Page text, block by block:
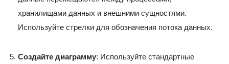
хранилищами данных и внешними сущностями.
Используйте стрелки для обозначения потока данных.
Создайте диаграмму: Используйте стандартные